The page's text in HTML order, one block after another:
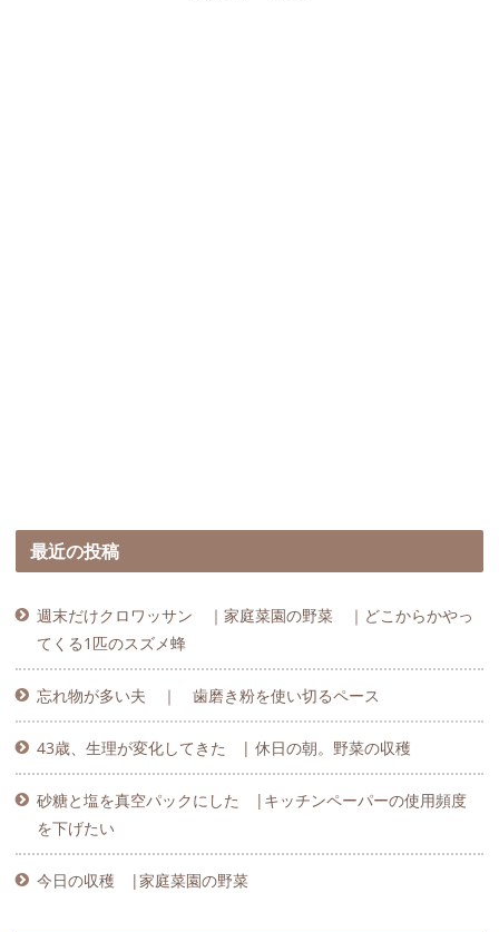
最近の投稿
週末だけクロワッサン ｜家庭菜園の野菜 ｜どこからかやっ
てくる1匹のスズメ蜂
忘れ物が多い夫 ｜ 歯磨き粉を使い切るペース
43歳、生理が変化してきた | 休日の朝。野菜の収穫
砂糖と塩を真空パックにした |キッチンペーパーの使用頻度
を下げたい
今日の収穫 |家庭菜園の野菜